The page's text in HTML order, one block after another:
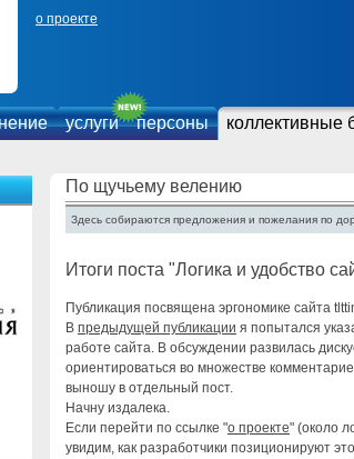
о проекте
услуги персоны коллективные
По щучьему велению
Здесь собираются предложения и пожелания по
Итоги поста "Логика и удобство
Публикация посвящена эргономике сайта
В предыдущей публикации я попытался
работе сайта. В обсуждении развилась
ориентироваться во множестве
выношу в отдельный пост.
Начну издалека.
Если перейти по ссылке "о проекте" (около
увидим, как разработчики позиционируют